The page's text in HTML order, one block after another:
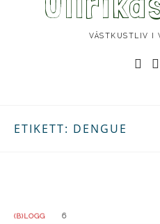
VÄSTKUSTLIV I
ETIKETT: DENGUE
(B)LOGG 6